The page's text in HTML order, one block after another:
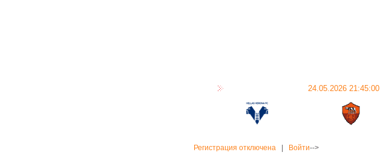
24.05.2026 21:45:00
Регистрация отключена Войти-->